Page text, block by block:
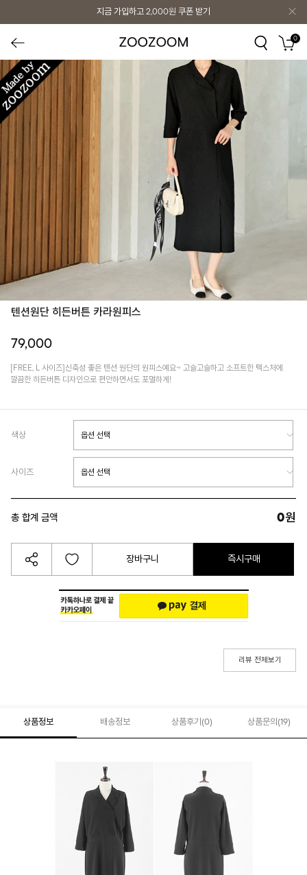
지금 가입하고 2,000원 쿠폰 받기
0
텐션원단 히든버튼 카라원피스
79,000
[FREE, L 사이즈]신축성 좋은 텐션 원단의 원피스예요~ 고슬고슬하고 소프트한 텍스처에
깔끔한 히든버튼 디자인으로 편안하면서도 포멀하게!
색상
사이즈
총 합계 금액 0원
장바구니 즉시구매
리뷰 전체보기
상품정보 배송정보 상품후기(0) 상품문의 (19)